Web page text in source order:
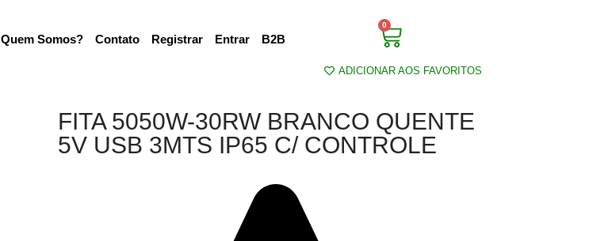
Quem Somos? Contato Registrar Entrar B2B
0
ADICIONAR AOS FAVORITOS
FITA 5050W-30RW BRANCO QUENTE
5V USB 3MTS IP65 C/ CONTROLE